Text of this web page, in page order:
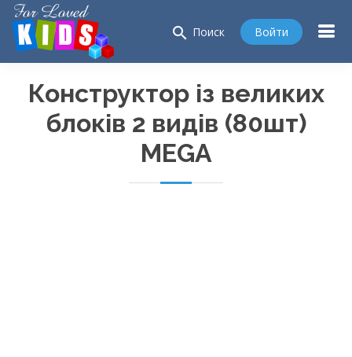
search Поиск Войти
Конструктор із великих
блоків 2 видів (80шт)
MEGA